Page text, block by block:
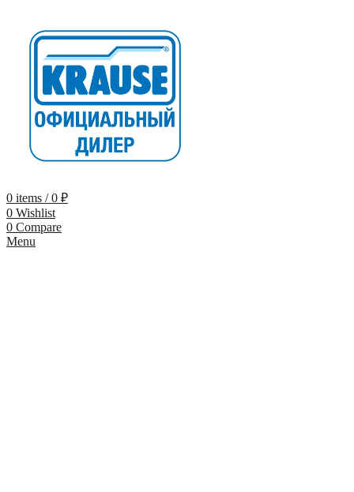
0 items / 0 ₽
0 Wishlist
0 Compare
Menu